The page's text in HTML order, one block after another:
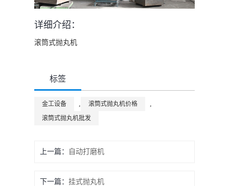
详细介绍：
滚筒式抛丸机
标签
金工设备 滚筒式抛丸机价格
滚筒式抛丸机批发
上一篇： 自动打磨机
下一篇：挂式抛丸机